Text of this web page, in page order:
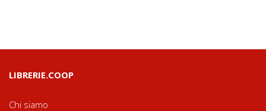
LIBRERIE.COOP
Chi siamo